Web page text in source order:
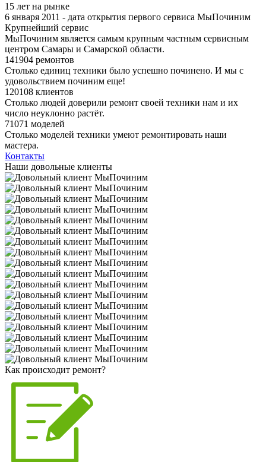
15 лет на рынке
6 января 2011 - дата открытия первого сервиса МыПочиним
Крупнейший сервис
МыПочиним является самым крупным частным сервисным
центром Самары и Самарской области.
141904 ремонтов
Столько единиц техники было успешно починено. И мы с
удовольствием починим еще!
120108 клиентов
Столько людей доверили ремонт своей техники нам и их
число неуклонно растёт.
71071 моделей
Столько моделей техники умеют ремонтировать наши
мастера.
Контакты
Наши довольные клиенты
Как происходит ремонт?